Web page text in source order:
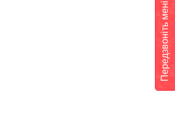
Передзвоніть мені